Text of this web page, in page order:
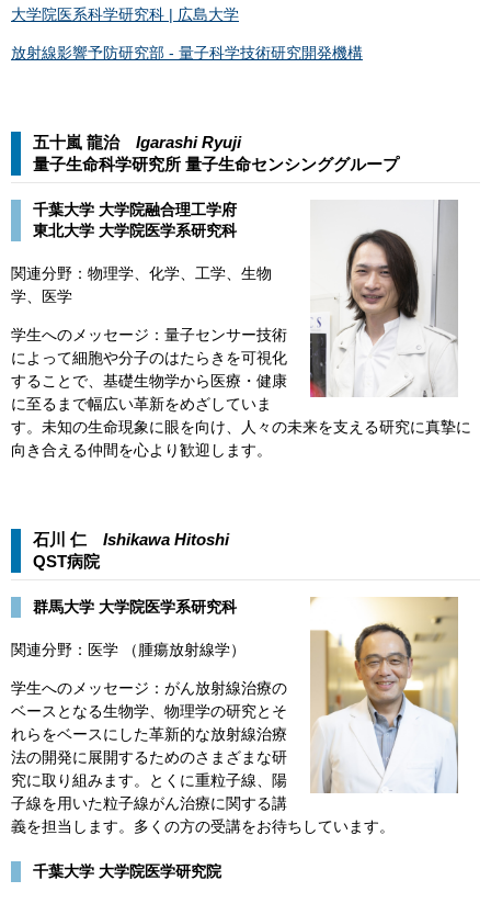
大学院医系科学研究科 | 広島大学
放射線影響予防研究部 - 量子科学技術研究開発機構
五十嵐 龍治 Igarashi Ryuji
量子生命科学研究所 量子生命センシンググループ​
千葉大学 大学院融合理工学府​
​東北大学 大学院医学系研究科
​関連分野：物理学、化学、工学、生物
学、医学
学生へのメッセージ：量子センサー技術
によって細胞や分子のはたらきを可視化
することで、基礎生物学から医療・健康
に至るまで幅広い革新をめざしていま
す。未知の生命現象に眼を向け、人々の未来を支える研究に真摯に
向き合える仲間を心より歓迎します。
石川 仁 Ishikawa Hitoshi​​
QST病院​
群馬大学 大学院医学系研究科
関連分野：医学 （腫瘍放射線学）
学生へのメッセージ：がん放射線治療の
ベースとなる生物学、物理学の研究とそ
れらをベースにした革新的な放射線治療
法の開発に展開するためのさまざまな研
究に取り組みます。とくに重粒子線、陽
子線を用いた粒子線がん治療に関する講
義を担当します。多くの方の受講をお待ちしています。
千葉大学 大学院医学研究院